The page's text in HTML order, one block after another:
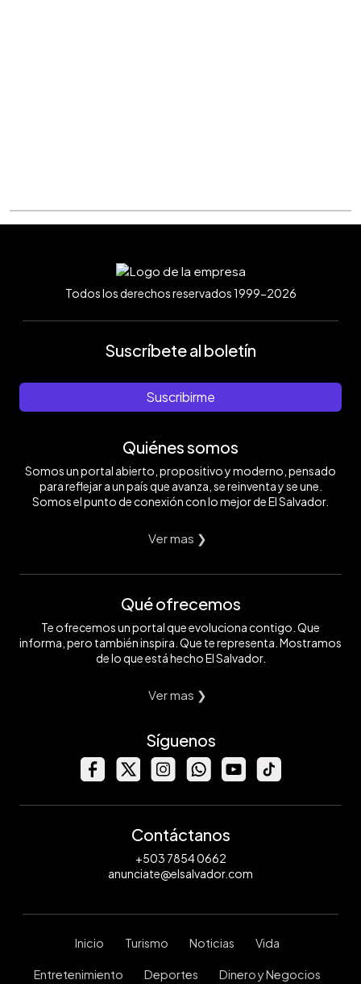
Todos los derechos reservados 1999-2026
Suscríbete al boletín
Suscribirme
Quiénes somos
Somos un portal abierto, propositivo y moderno, pensado
para reflejar a un país que avanza, se reinventa y se une.
Somos el punto de conexión con lo mejor de El Salvador.
Ver mas ❯
Qué ofrecemos
Te ofrecemos un portal que evoluciona contigo. Que
informa, pero también inspira. Que te representa. Mostramos
de lo que está hecho El Salvador.
Ver mas ❯
Síguenos
Contáctanos
+503 7854 0662
anunciate@elsalvador.com
Inicio Turismo Noticias Vida
Entretenimiento Deportes Dinero y Negocios